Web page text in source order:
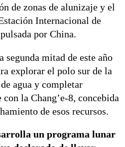
de zonas de alunizaje y el
Internacional de
por China.
segunda mitad de este año
explorar el polo sur de la
agua y completar
la Chang’e-8, concebida
de esos recursos.
un programa lunar